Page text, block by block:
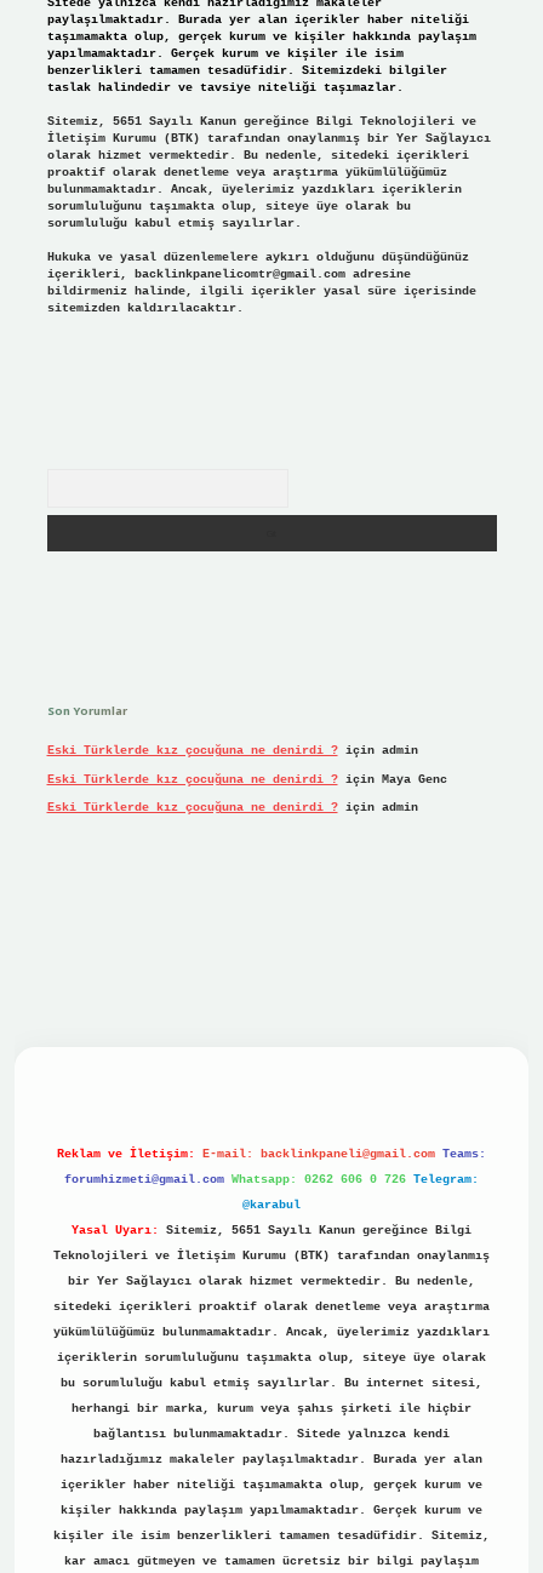
Sitede yalnızca kendi hazırladığımız makaleler
paylaşılmaktadır. Burada yer alan içerikler haber niteliği
taşımamakta olup, gerçek kurum ve kişiler hakkında paylaşım
yapılmamaktadır. Gerçek kurum ve kişiler ile isim
benzerlikleri tamamen tesadüfidir. Sitemizdeki bilgiler
taslak halindedir ve tavsiye niteliği taşımazlar.
Sitemiz, 5651 Sayılı Kanun gereğince Bilgi Teknolojileri ve
İletişim Kurumu (BTK) tarafından onaylanmış bir Yer Sağlayıcı
olarak hizmet vermektedir. Bu nedenle, sitedeki içerikleri
proaktif olarak denetleme veya araştırma yükümlülüğümüz
bulunmamaktadır. Ancak, üyelerimiz yazdıkları içeriklerin
sorumluluğunu taşımakta olup, siteye üye olarak bu
sorumluluğu kabul etmiş sayılırlar.
Hukuka ve yasal düzenlemelere aykırı olduğunu düşündüğünüz
içerikleri, backlinkpanelicomtr@gmail.comadresine
bildirmeniz halinde, ilgili içerikler yasal süre içerisinde
sitemizden kaldırılacaktır.
Son Yorumlar
Eski Türklerde kız çocuğuna ne denirdi ?için admin
Eski Türklerde kız çocuğuna ne denirdi ?için Maya Genc
Eski Türklerde kız çocuğuna ne denirdi ?için admin
Reklam ve İletişim: E-mail: backlinkpaneli@gmail.com Teams:
forumhizmeti@gmail.com Whatsapp: 0262 606 0 726 Telegram:
@karabul
Yasal Uyarı:
Sitemiz, 5651 Sayılı Kanun gereğince Bilgi
Teknolojileri ve İletişim Kurumu (BTK) tarafından onaylanmış
bir Yer Sağlayıcı olarak hizmet vermektedir. Bu nedenle,
sitedeki içerikleri proaktif olarak denetleme veya araştırma
yükümlülüğümüz bulunmamaktadır. Ancak, üyelerimiz yazdıkları
içeriklerin sorumluluğunu taşımakta olup, siteye üye olarak
bu sorumluluğu kabul etmiş sayılırlar. Bu internet sitesi,
herhangi bir marka, kurum veya şahıs şirketi ile hiçbir
bağlantısı bulunmamaktadır. Sitede yalnızca kendi
hazırladığımız makaleler paylaşılmaktadır. Burada yer alan
içerikler haber niteliği taşımamakta olup, gerçek kurum ve
kişiler hakkında paylaşım yapılmamaktadır. Gerçek kurum ve
kişiler ile isim benzerlikleri tamamen tesadüfidir. Sitemiz,
kar amacı gütmeyen ve tamamen ücretsiz bir bilgi paylaşım